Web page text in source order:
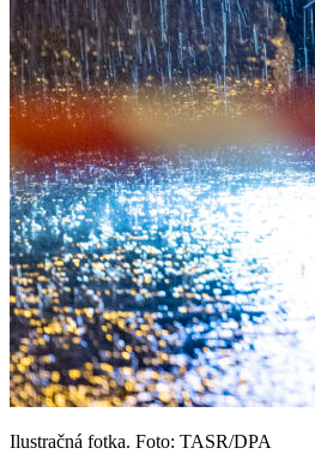
Ilustračná fotka. Foto: TASR/DPA